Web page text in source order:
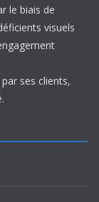
le biais de
visuels
ses clients,